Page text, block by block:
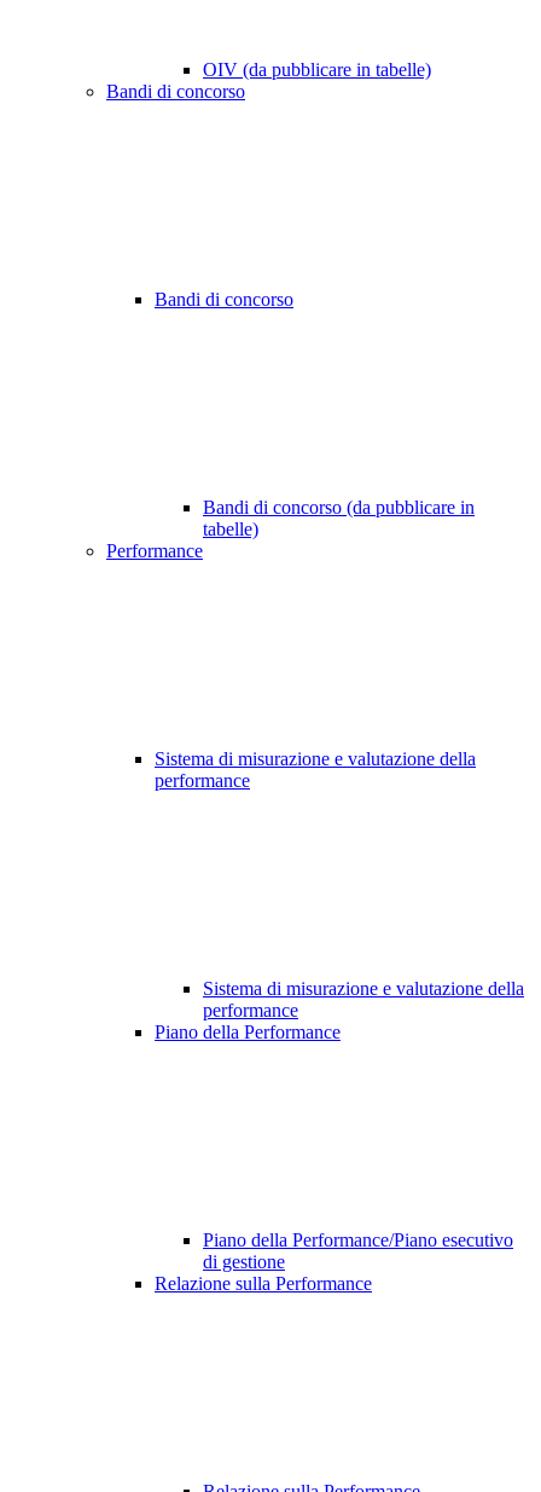
OIV (da pubblicare in tabelle)
Bandi di concorso
Bandi di concorso
Bandi di concorso (da pubblicare in
tabelle)
Performance
Sistema di misurazione e valutazione della
performance
Sistema di misurazione e valutazione della
performance
Piano della Performance
Piano della Performance/Piano esecutivo
di gestione
Relazione sulla Performance